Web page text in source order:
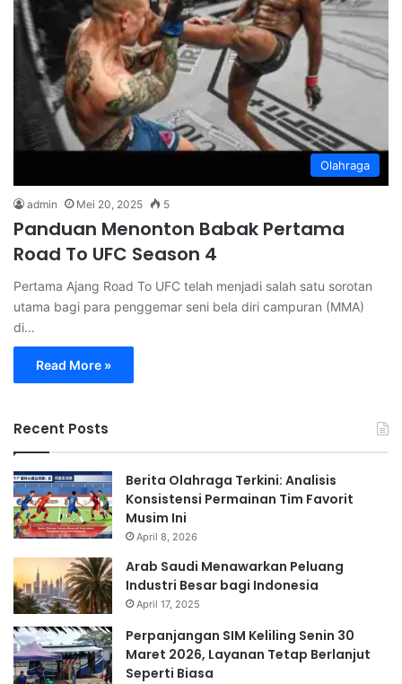
Olahraga
admin Mei 20, 2025 5
Panduan Menonton Babak Pertama
Road To UFC Season 4
Pertama Ajang Road To UFC telah menjadi salah satu sorotan
utama bagi para penggemar seni bela diri campuran (MMA)
di…
Read More »
Recent Posts
Berita Olahraga Terkini: Analisis
Konsistensi Permainan Tim Favorit
Musim Ini
April 8, 2026
Arab Saudi Menawarkan Peluang
Industri Besar bagi Indonesia
April 17, 2025
Perpanjangan SIM Keliling Senin 30
Maret 2026, Layanan Tetap Berlanjut
Seperti Biasa